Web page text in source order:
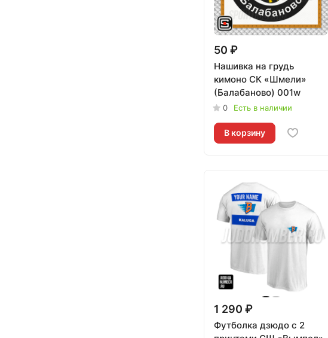
50 ₽
Нашивка на грудь
кимоно СК «Шмели»
(Балабаново) 001w
0 Есть в наличии
В корзину
1 290 ₽
Футболка дзюдо с 2